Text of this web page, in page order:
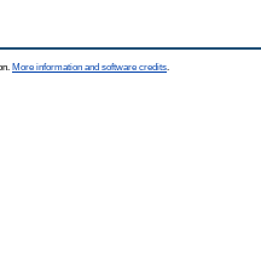
More information and software credits